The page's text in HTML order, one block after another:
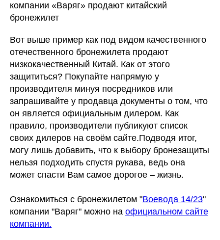
компании «Варяг» продают китайский
бронежилет
Вот выше пример как под видом качественного
отечественного бронежилета продают
низкокачественный Китай. Как от этого
защититься? Покупайте напрямую у
производителя минуя посредников или
запрашивайте у продавца документы о том, что
он является официальным дилером. Как
правило, производители публикуют список
своих дилеров на своём сайте.Подводя итог,
могу лишь добавить, что к выбору бронезащиты
нельзя подходить спустя рукава, ведь она
может спасти Вам самое дорогое – жизнь.
Ознакомиться с бронежилетом "Воевода 14/23"
компании "Варяг" можно на официальном сайте
компании.